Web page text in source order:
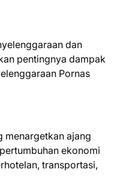
dan
pentingnya dampak
Pornas
menargetkan ajang
ekonomi
transportasi,